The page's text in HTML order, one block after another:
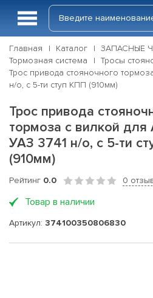
Главная Каталог
ЗАПАСНЫЕ
Тормозная система
Тросы
Трос привода стояночного
н/о, с 5-ти ступ КПП (910мм)
Трос привода
тормоза с вилкой
УАЗ 3741 н/о, с 5-ти
(910мм)
Рейтинг 0.0 0
Товар в наличии
Артикул: 374100350806830